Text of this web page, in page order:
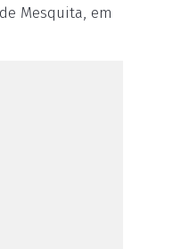
Mesquita, em